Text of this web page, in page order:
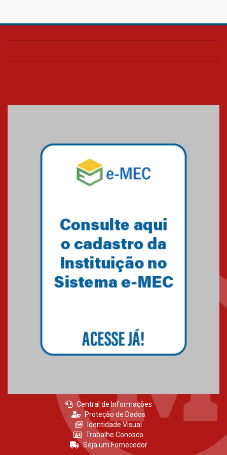
Central de Informações
Proteção de Dados
Identidade Visual
Trabalhe Conosco
Seja um Fornecedor